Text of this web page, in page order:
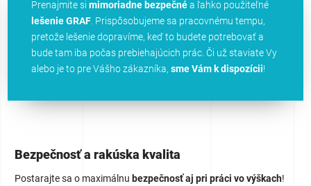
Prenajmite si mimoriadne bezpečnéa ľahko použiteľné
lešenie GRAF . Prispôsobujeme sa pracovnému tempu,
pretože lešenie dopravíme, keď to budete potrebovať a
bude tam iba počas prebiehajúcich prác. Či už staviate Vy
alebo je to pre Vášho zákazníka, sme Vám k dispozícii!
Bezpečnosť a rakúska kvalita
Postarajte sa o maximálnu bezpečnosť aj pri práci vo výškach!